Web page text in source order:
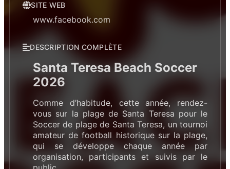
SITE WEB
www.facebook.com
DESCRIPTION COMPLÈTE
Santa Teresa Beach Soccer
2026
Comme d’habitude, cette année, rendez-
vous sur la plage de Santa Teresa pour le
Soccer de plage de Santa Teresa, un tournoi
amateur de football historique sur la plage,
qui se développe chaque année par
organisation, participants et suivis par le